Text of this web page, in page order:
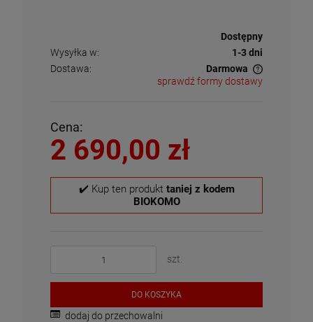
Dostępny
Wysyłka w:
1-3 dni
Dostawa:
Darmowa
Cena nie zawiera ewentualnych kosztów płatności
sprawdź formy dostawy
Cena:
2 690,00 zł
✔️ Kup ten produkt taniej z kodem
BIOKOMO
szt.
DO KOSZYKA
dodaj do przechowalni